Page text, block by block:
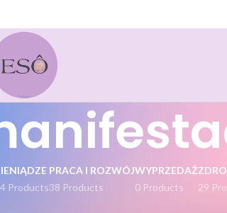
Products
PRACA I ROZWÓJ
38 Products
WYPRZEDAŻ
0 Products
29